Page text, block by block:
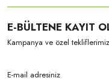
E-BÜLTENE KAYIT
Kampanya ve özel